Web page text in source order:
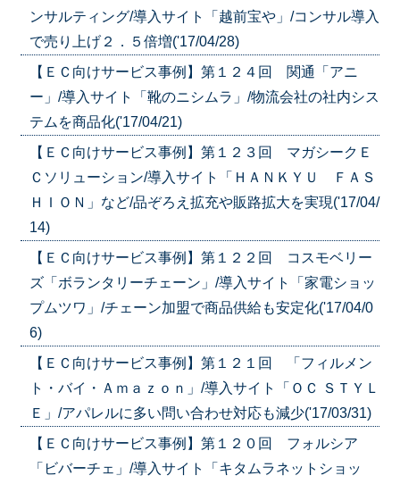
ンサルティング/導入サイト「越前宝や」/コンサル導入
で売り上げ２．５倍増('17/04/28)
【ＥＣ向けサービス事例】第１２４回 関通「アニ
ー」/導入サイト「靴のニシムラ」/物流会社の社内シス
テムを商品化('17/04/21)
【ＥＣ向けサービス事例】第１２３回 マガシークＥ
Ｃソリューション/導入サイト「ＨＡＮＫＹＵ ＦＡＳ
ＨＩＯＮ」など/品ぞろえ拡充や販路拡大を実現('17/04/
14)
【ＥＣ向けサービス事例】第１２２回 コスモベリー
ズ「ボランタリーチェーン」/導入サイト「家電ショッ
プムツワ」/チェーン加盟で商品供給も安定化('17/04/0
6)
【ＥＣ向けサービス事例】第１２１回 「フィルメン
ト・バイ・Ａｍａｚｏｎ」/導入サイト「ＯＣ ＳＴＹＬ
Ｅ」/アパレルに多い問い合わせ対応も減少('17/03/31)
【ＥＣ向けサービス事例】第１２０回 フォルシア
「ビバーチェ」/導入サイト「キタムラネットショッ